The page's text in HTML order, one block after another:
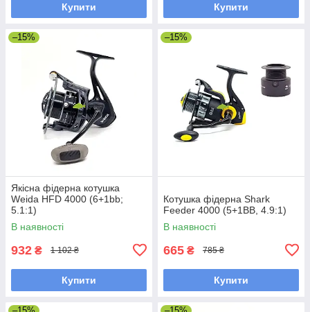
Купити Купити
–15%
Якісна фідерна котушка
Weida HFD 4000 (6+1bb;
5.1:1)
В наявності
932 ₴ 1 102 ₴
Купити
–15%
Котушка фідерна Shark
Feeder 4000 (5+1BB, 4.9:1)
В наявності
665 ₴ 785 ₴
Купити